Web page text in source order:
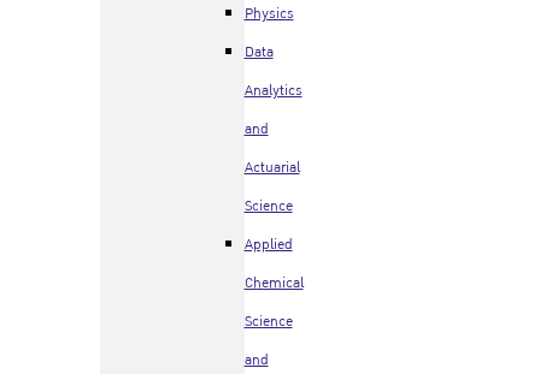
Physics
Data
Analytics
and
Actuarial
Science
Applied
Chemical
Science
and